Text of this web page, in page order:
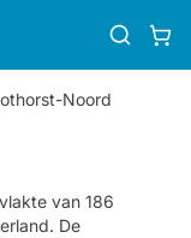
Noord
van 186
De